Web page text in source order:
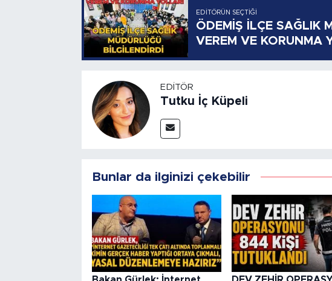
EDITÖRÜN SEÇTIĞI
ÖDEMİŞ İLÇE SAĞLIK
VEREM VE KORUNMA
EDITÖR
Tutku İç Küpeli
Bunlar da ilginizi çekebilir